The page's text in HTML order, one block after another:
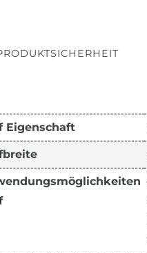
Eigenschaft